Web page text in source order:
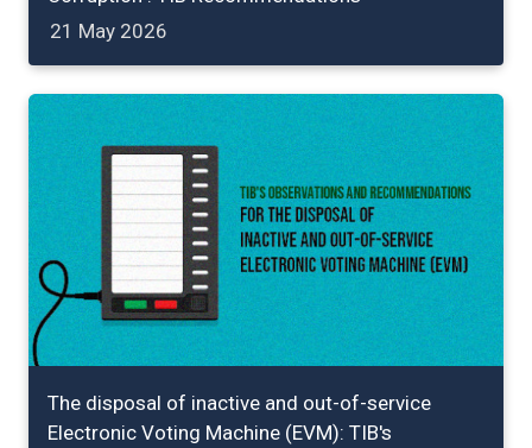
21 May 2026
The disposal of inactive and out-of-service
Electronic Voting Machine (EVM): TIB's